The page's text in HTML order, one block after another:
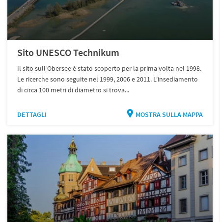
Sito UNESCO Technikum
Il sito sull’Obersee è stato scoperto per la prima volta nel 1998.
Le ricerche sono seguite nel 1999, 2006 e 2011. L'insediamento
di circa 100 metri di diametro si trova...
DETTAGLI MOSTRA SULLA MAPPA